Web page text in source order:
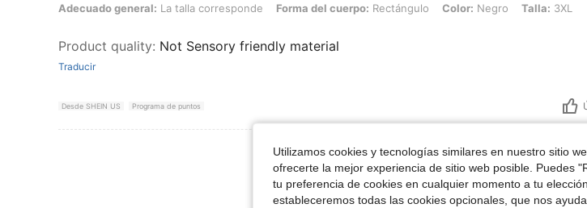
Adecuado general: La talla corresponde, Forma del cuerpo: Rectángulo, Color: Negro, Talla: 3XL
Adecuado general: La talla corresponde Forma del cuerpo: Rectángulo Color: Negro Talla: 3XL
Product quality: Not Sensory friendly material
Traducir
Desde SHEIN US Programa de puntos
Utilizamos cookies y tecnologías similares en nuestro sitio
ofrecerte la mejor experiencia de sitio web posible. Puedes
tu preferencia de cookies en cualquier momento a tu
estableceremos todas las cookies opcionales, que nos